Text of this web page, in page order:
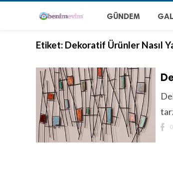
GÜNDEM
Etiket: Dekoratif Ürünler Nasıl
0